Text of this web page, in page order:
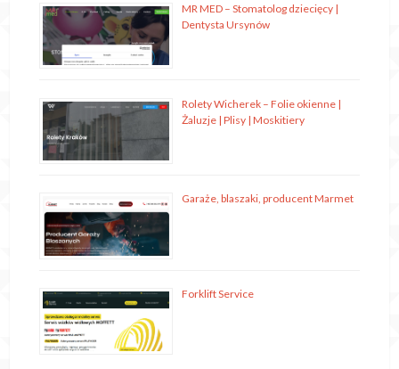
MR MED – Stomatolog dziecięcy |
Dentysta Ursynów
Rolety Wicherek – Folie okienne |
Żaluzje | Plisy | Moskitiery
Garaże, blaszaki, producent Marmet
Forklift Service